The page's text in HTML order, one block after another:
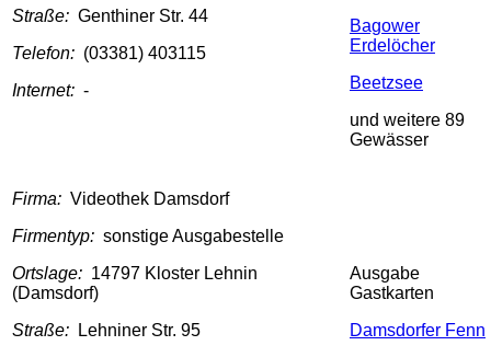
Straße: Genthiner Str. 44
Telefon: (03381) 403115
Internet: -
Bagower
Erdelöcher
Beetzsee
und weitere 89
Gewässer
Firma: Videothek Damsdorf
Firmentyp: sonstige Ausgabestelle
Ortslage: 14797 Kloster Lehnin
(Damsdorf)
Straße:
Lehniner Str. 95
Ausgabe
Gastkarten
Damsdorfer Fenn